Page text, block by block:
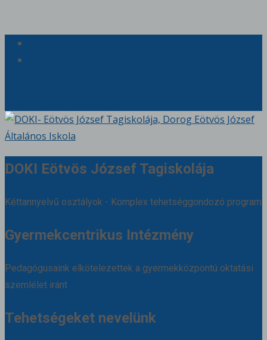
DOKI Eötvös József Tagiskolája
Kéttannyelvű osztályok - Komplex tehetséggondozó program
Gyermekcentrikus Intézmény
Pedagógusaink elkötelezettek a gyermekközpontú oktatási
szemlélet iránt
Tehetségeket nevelünk